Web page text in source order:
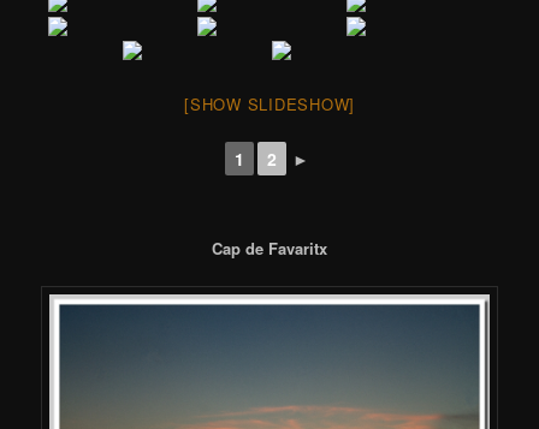
[SHOW SLIDESHOW]
1 2 ►
Cap de Favaritx